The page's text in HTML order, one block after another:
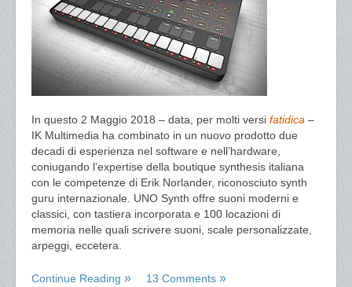
In questo 2 Maggio 2018 – data, per molti versi fatidica –
IK Multimedia ha combinato in un nuovo prodotto due
decadi di esperienza nel software e nell’hardware,
coniugando l’expertise della boutique synthesis italiana
con le competenze di Erik Norlander, riconosciuto synth
guru internazionale. UNO Synth offre suoni moderni e
classici, con tastiera incorporata e 100 locazioni di
memoria nelle quali scrivere suoni, scale personalizzate,
arpeggi, eccetera.
Continue Reading 13 Comments